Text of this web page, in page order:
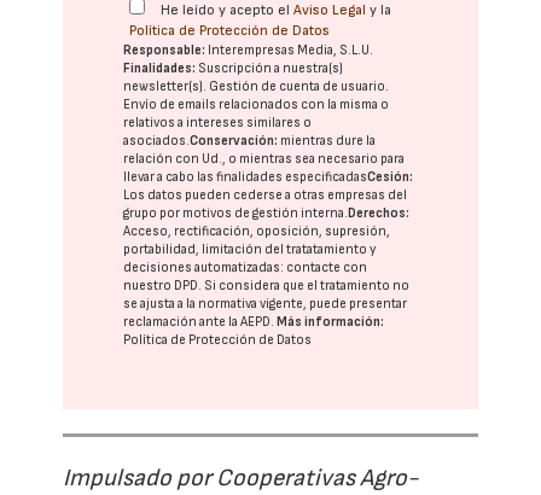
He leído y acepto elAviso Legal y la
Política de Protección de Datos
Responsable: Interempresas Media, S.L.U.
Finalidades: Suscripción a nuestra(s)
newsletter(s). Gestión de cuenta de usuario.
Envío de emails relacionados con la misma o
relativos a intereses similares o
asociados.Conservación: mientras dure la
relación con Ud., o mientras sea necesario para
llevar a cabo las finalidades especificadasCesión:
Los datos pueden cederse a otras empresas del
grupo por motivos de gestión interna. Derechos:
Acceso, rectificación, oposición, supresión,
portabilidad, limitación del tratatamiento y
decisiones automatizadas: contacte con
nuestro DPD. Si considera que el tratamiento no
se ajusta a la normativa vigente, puede presentar
reclamación ante laAEPD. Más información:
Política de Protección de Datos
Impulsado por Cooperativas Agro-